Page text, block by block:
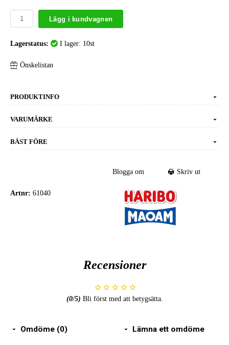
Lägg i kundvagnen
Lagerstatus: I lager: 10st
Önskelistan
PRODUKTINFO
VARUMÄRKE
BÄST FÖRE
Blogga om Skriv ut
Artnr: 61040
Recensioner
(0/5) Bli först med att betygsätta.
Omdöme (0) Lämna ett omdöme